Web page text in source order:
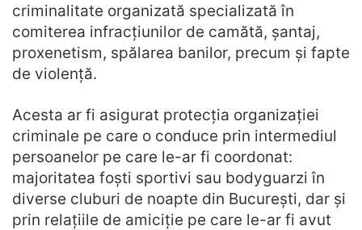
criminalitate organizată specializată în
comiterea infracțiunilor de camătă, șantaj,
proxenetism, spălarea banilor, precum și fapte
de violență.
Acesta ar fi asigurat protecția organizației
criminale pe care o conduce prin intermediul
persoanelor pe care le-ar fi coordonat:
majoritatea foști sportivi sau bodyguarzi în
diverse cluburi de noapte din București, dar și
prin relațiile de amiciție pe care le-ar fi avut